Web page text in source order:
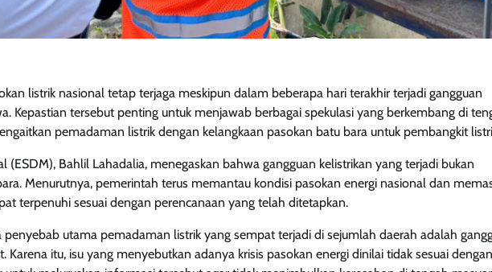
listrik nasional tetap terjaga meskipun dalam beberapa hari terakhir terjadi gangguan
Kepastian tersebut penting untuk menjawab berbagai spekulasi yang berkembang di
pemadaman listrik dengan kelangkaan pasokan batu bara untuk pembangkit
(ESDM), Bahlil Lahadalia, menegaskan bahwa gangguan kelistrikan yang terjadi bukan
Menurutnya, pemerintah terus memantau kondisi pasokan energi nasional dan
terpenuhi sesuai dengan perencanaan yang telah ditetapkan.
utama pemadaman listrik yang sempat terjadi di sejumlah daerah adalah
itu, isu yang menyebutkan adanya krisis pasokan energi dinilai tidak sesuai